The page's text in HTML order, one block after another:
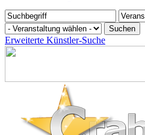
Erweiterte Künstler-Suche